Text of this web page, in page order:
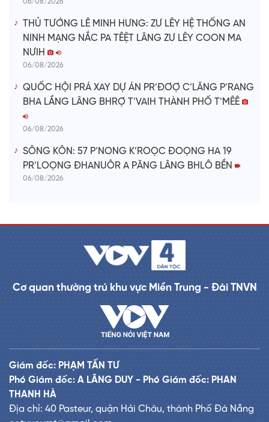
THỦ TƯỚNG LÊ MINH HƯNG: ZƯ LÊY HỆ THỐNG AN
NINH MẠNG NẮC PA TÊỆT LÂNG ZƯ LÊY COON MA
NƯIH
06/08/2026
QUỐC HỘI PRÁ XAY DỰ ÁN PR’ĐƠỢ C’LÂNG P’RANG
BHA LẦNG LÂNG BHRỢ T’VAIH THÀNH PHỐ T’MÊÊ
06/08/2026
SÔNG KÔN: 57 P’NONG K’ROỌC ĐOỌNG HA 19
PR’LOỌNG ĐHANUÔR A PĂNG LÂNG BHLÔ BỀN
06/08/2026
Cơ quan thường trú khu vực Miền Trung - Đài TNVN
Giám đốc: PHẠM TẤN TƯ
Phó Giám đốc: A LĂNG DUY - Phó Giám đốc: PHAN
THANH HÀ
Địa chỉ: 40 Pasteur, quận Hải Châu, thành Phố Đà Nẵng